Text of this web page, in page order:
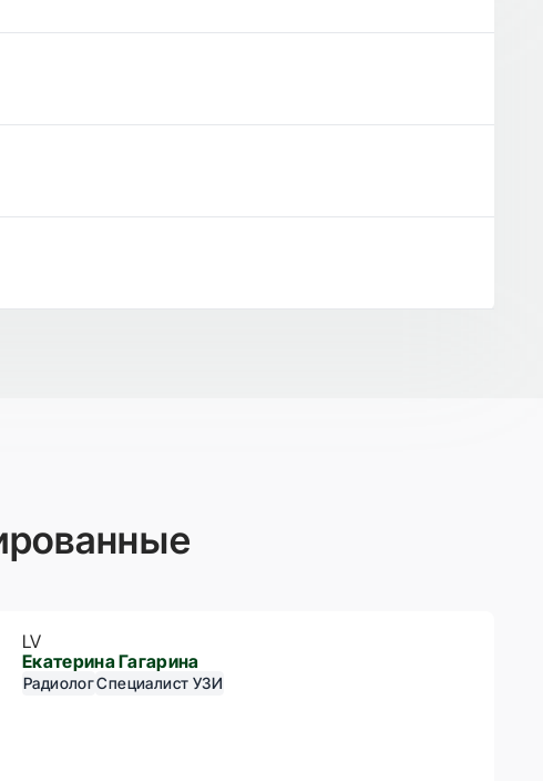
LV
Екатерина Гагарина
РадиологСпециалист УЗИ